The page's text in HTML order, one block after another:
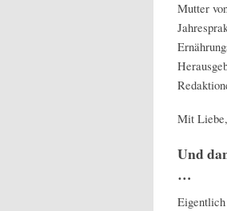
Mutter
Mit
Und
…